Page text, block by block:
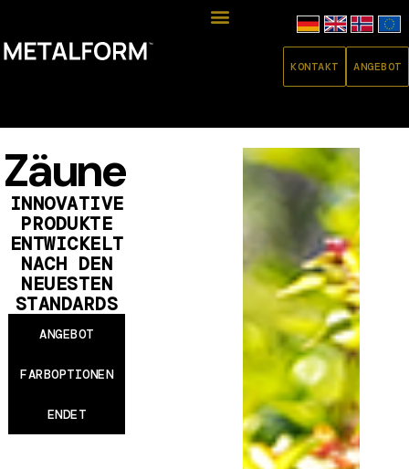
KONTAKT ANGEBOT
Zäune
INNOVATIVE
PRODUKTE
ENTWICKELT
NACH DEN
NEUESTEN
STANDARDS
ANGEBOT
FARBOPTIONEN
ENDET